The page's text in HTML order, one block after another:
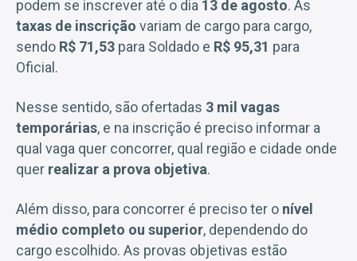
podem se inscrever até o dia 13 de agosto. As
taxas de inscrição variam de cargo para cargo,
sendo R$ 71,53 para Soldado e R$ 95,31 para
Oficial.
Nesse sentido, são ofertadas 3 mil vagas
temporárias, e na inscrição é preciso informar a
qual vaga quer concorrer, qual região e cidade onde
quer realizar a prova objetiva.
Além disso, para concorrer é preciso ter o nível
médio completo ou superior, dependendo do
cargo escolhido. As provas objetivas estão